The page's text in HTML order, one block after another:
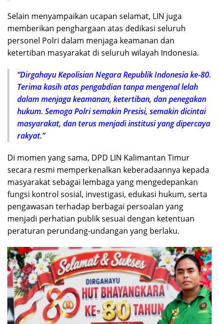
Selain menyampaikan ucapan selamat, LIN juga
memberikan penghargaan atas dedikasi seluruh
personel Polri dalam menjaga keamanan dan
ketertiban masyarakat di seluruh wilayah Indonesia.
“Dirgahayu Kepolisian Negara Republik Indonesia ke-80.
Terima kasih atas pengabdian tanpa mengenal lelah
dalam menjaga keamanan, ketertiban, dan penegakan
hukum. Semoga Polri semakin Presisi, semakin dicintai
masyarakat, dan terus menjadi institusi yang dipercaya
rakyat.”
Di momen yang sama, DPD LIN Kalimantan Timur
secara resmi memperkenalkan keberadaannya kepada
masyarakat sebagai lembaga yang mengedepankan
fungsi kontrol sosial, investigasi, edukasi hukum, serta
pengawasan terhadap berbagai persoalan yang
menjadi perhatian publik sesuai dengan ketentuan
peraturan perundang-undangan yang berlaku.